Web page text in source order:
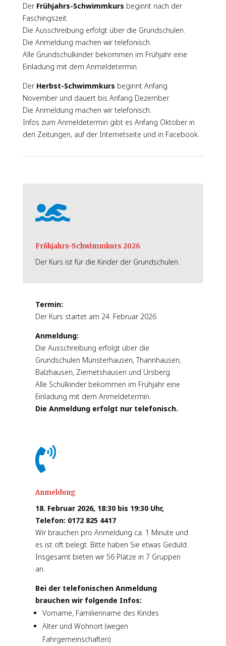
Der Frühjahrs-Schwimmkurs beginnt nach der
Faschingszeit.
Die Ausschreibung erfolgt über die Grundschulen.
Die Anmeldung machen wir telefonisch.
Alle Grundschulkinder bekommen im Frühjahr eine
Einladung mit dem Anmeldetermin.
Der Herbst-Schwimmkurs beginnt Anfang
November und dauert bis Anfang Dezember.
Die Anmeldung machen wir telefonisch.
Infos zum Anmeldetermin gibt es Anfang Oktober in
den Zeitungen, auf der Internetseite und in Facebook.

Frühjahrs-Schwimmkurs 2026
Der Kurs ist für die Kinder der Grundschulen.
Termin:
Der Kurs startet am 24. Februar 2026
Anmeldung:
Die Ausschreibung erfolgt über die
Grundschulen Münsterhausen, Thannhausen,
Balzhausen, Ziemetshausen und Ursberg.
Alle Schulkinder bekommen im Frühjahr eine
Einladung mit dem Anmeldetermin.
Die Anmeldung erfolgt nur telefonisch.

Anmeldung
18. Februar 2026, 18:30 bis 19:30 Uhr,
Telefon: 0172 825 4417
Wir brauchen pro Anmeldung ca. 1 Minute und
es ist oft belegt. Bitte haben Sie etwas Geduld.
Insgesamt bieten wir 56 Plätze in 7 Gruppen
an.
Bei der telefonischen Anmeldung
brauchen wir folgende Infos:
Vorname, Familienname des Kindes
Alter und Wohnort (wegen
Fahrgemeinschaften)